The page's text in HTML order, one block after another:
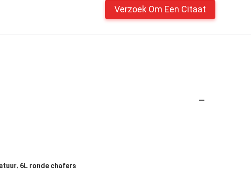
Verzoek Om Een Citaat
, 6L ronde chafers